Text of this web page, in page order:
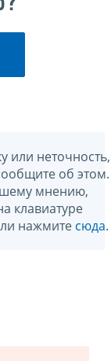
или неточность,
об этом.
мнению,
клавиатуре
нажмите сюда.